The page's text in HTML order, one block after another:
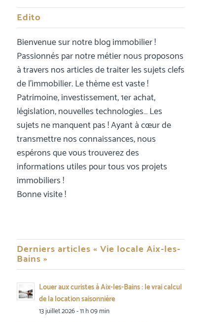
Edito
Bienvenue sur notre blog immobilier !
Passionnés par notre métier nous proposons
à travers nos articles de traiter les sujets clefs
de l’immobilier. Le thème est vaste !
Patrimoine, investissement, 1er achat,
législation, nouvelles technologies… Les
sujets ne manquent pas ! Ayant à cœur de
transmettre nos connaissances, nous
espérons que vous trouverez des
informations utiles pour tous vos projets
immobiliers !
Bonne visite !
Derniers articles « Vie locale Aix-les-
Bains »
Louer aux curistes à Aix-les-Bains : le vrai calcul
de la location saisonnière
13 juillet 2026 - 11 h 09 min